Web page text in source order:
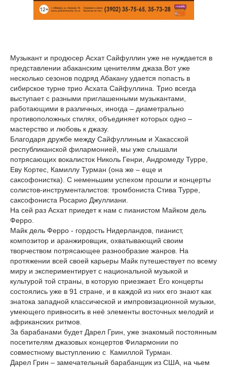
Музыкант и продюсер Асхат Сайфуллин уже не нуждается в
представлении абаканским ценителям джаза.Вот уже
несколько сезонов подряд Абакану удается попасть в
сибирское турне трио Асхата Сайфуллина. Трио всегда
выступает с разными приглашенными музыкантами,
работающими в различных, иногда – диаметрально
противоположных стилях, объединяет которых одно –
мастерство и любовь к джазу.
Благодаря дружбе между Сайфуллиным и Хакасской
республиканской филармонией, мы уже слышали
потрясающих вокалисток Николь Генри, Андромеду Турре,
Еву Кортес, Камиллу Турман (она же – еще и
саксофонистка). С неменьшим успехом прошли и концерты
солистов-инструменталистов: тромбониста Стива Турре,
саксофониста Росарио Джуллиани.
На сей раз Асхат приедет к нам с пианистом Майком дель
Ферро.
Майк дель Ферро - гордость Нидерландов, пианист,
композитор и аранжировщик, охватывающий своим
творчеством потрясающее разнообразие жанров. На
протяжении всей своей карьеры Майк путешествует по всему
миру и экспериментирует с национальной музыкой и
культурой той страны, в которую приезжает. Его концерты
состоялись уже в 91 стране, и в каждой из них его знают как
знатока западной классической и импровизационной музыки,
умеющего привносить в неё элементы восточных мелодий и
африканских ритмов.
За барабанами будет Дарел Грин, уже знакомый постоянным
посетителям джазовых концертов Филармонии по
совместному выступлению с Камиллой Турман.
Дарел Грин – замечательный барабанщик из США, на чьем